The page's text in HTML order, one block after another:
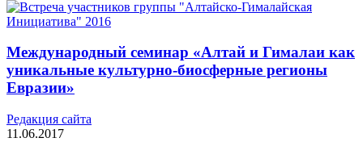
Международный семинар «Алтай и Гималаи как
уникальные культурно-биосферные регионы
Евразии»
Редакция cайта
11.06.2017